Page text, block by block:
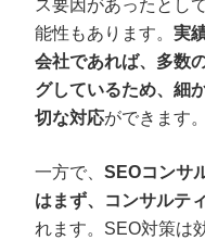
ス要因があったとし
能性もあります。 実
会社であれば、多数
グしているため、細
切な対応ができます。
一方で、 SEOコンサ
はまず、コンサルテ
れます。SEO対策は